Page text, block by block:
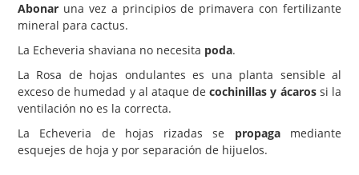
Abonar una vez a principios de primavera con fertilizante
mineral para cactus.
La Echeveria shaviana no necesita poda.
La Rosa de hojas ondulantes es una planta sensible al
exceso de humedad y al ataque decochinillas y ácarossi la
ventilación no es la correcta.
La Echeveria de hojas rizadas se propagamediante
esquejes de hoja y por separación de hijuelos.